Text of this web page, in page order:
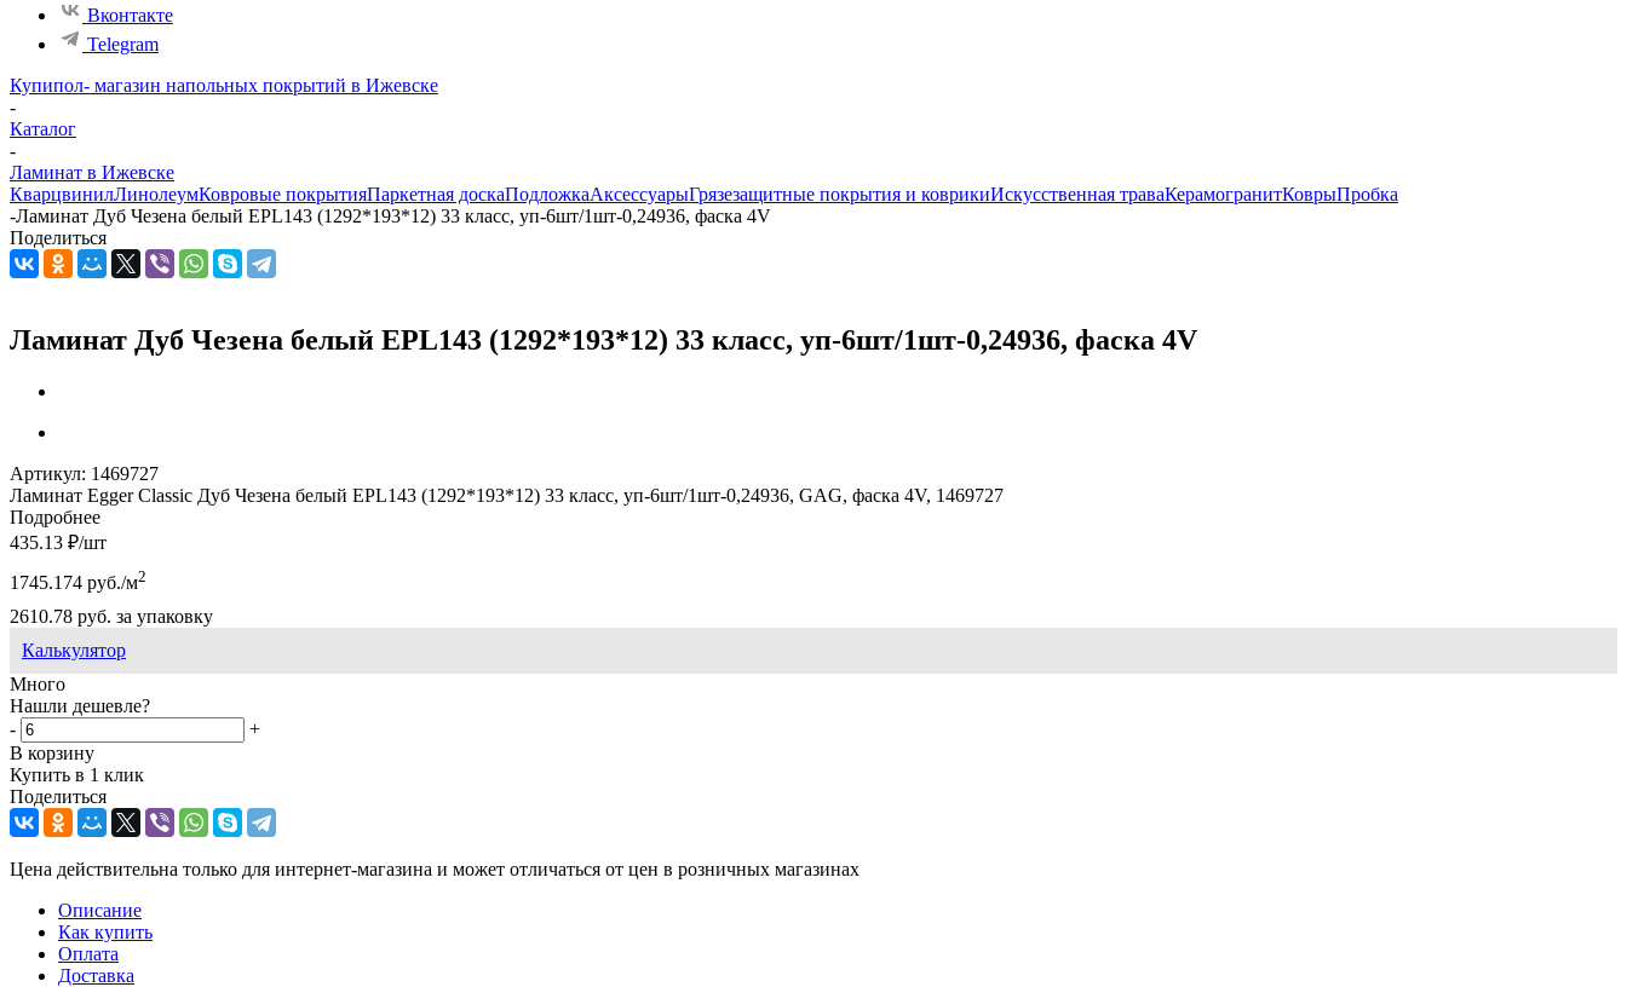
Вконтакте
Telegram
Купипол- магазин напольных покрытий в Ижевске
-
Каталог
-
Ламинат в Ижевске
КварцвинилЛинолеумКовровые покрытияПаркетная доскаПодложкаАксессуарыГрязезащитные покрытия и коврикиИскусственная траваКерамогранитКоврыПробка
-Ламинат Дуб Чезена белый EPL143 (1292*193*12) 33 класс, уп-6шт/1шт-0,24936, фаска 4V
Поделиться
Ламинат Дуб Чезена белый EPL143 (1292*193*12) 33 класс, уп-6шт/1шт-0,24936, фаска 4V
Артикул: 1469727
Ламинат Egger Classic Дуб Чезена белый EPL143 (1292*193*12) 33 класс, уп-6шт/1шт-0,24936, GAG, фаска 4V, 1469727
Подробнее
435.13 ₽/шт
1745.174 руб./м2
2610.78 руб. за упаковку
Калькулятор
Много
Нашли дешевле?
-
+
В корзину
Купить в 1 клик
Поделиться
Цена действительна только для интернет-магазина и может отличаться от цен в розничных магазинах
Описание
Как купить
Оплата
Доставка